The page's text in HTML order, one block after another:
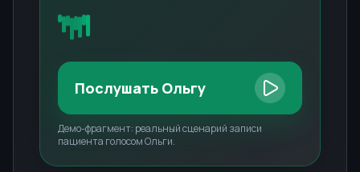
Послушать Ольгу
Демо-фрагмент: реальный сценарий записи
пациента голосом Ольги.